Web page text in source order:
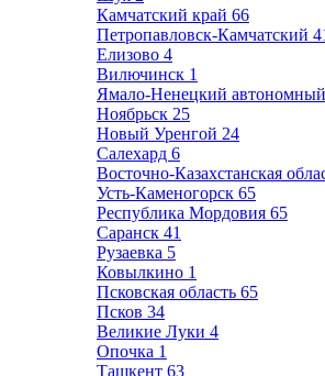
Камчатский край 66
Петропавловск-Камчатский
Елизово 4
Вилючинск 1
Ямало-Ненецкий
Ноябрьск 25
Новый Уренгой 24
Салехард 6
Восточно-Казахстанская
Усть-Каменогорск 65
Республика Мордовия 65
Саранск 41
Рузаевка 5
Ковылкино 1
Псковская область 65
Псков 34
Великие Луки 4
Опочка 1
Ташкент 63